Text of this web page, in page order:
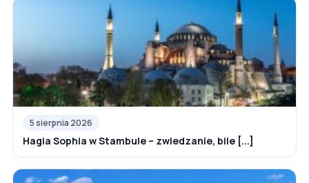
5 sierpnia 2026
Hagia Sophia w Stambule – zwiedzanie, bile [...]